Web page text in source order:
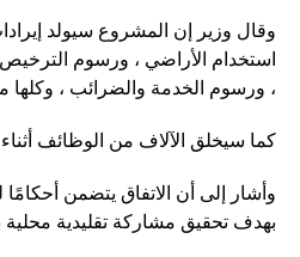
وقال وزير إن المشروع سيولد
استخدام الأراضي ، ورسوم الترخيص
، ورسوم الخدمة والضرائب ، وكلها
كما سيخلق الآلاف من الوظائف أثناء
وأشار إلى أن الاتفاق يتضمن
بهدف تحقيق مشاركة تقليدية محلية بنسبة 95 في